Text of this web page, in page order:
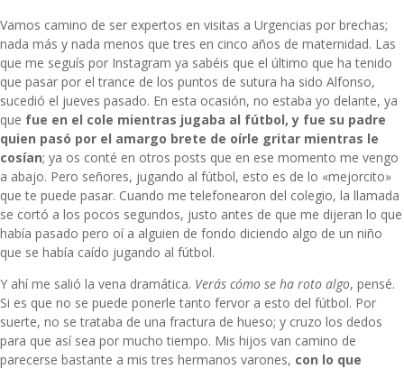
Vamos camino de ser expertos en visitas a Urgencias por brechas;
nada más y nada menos que tres en cinco años de maternidad. Las
que me seguís por Instagram ya sabéis que el último que ha tenido
que pasar por el trance de los puntos de sutura ha sido Alfonso,
sucedió el jueves pasado. En esta ocasión, no estaba yo delante, ya
que fue en el cole mientras jugaba al fútbol, y fue su padre
quien pasó por el amargo brete de oírle gritar mientras le
cosían; ya os conté en otros posts que en ese momento me vengo
a abajo. Pero señores, jugando al fútbol, esto es de lo «mejorcito»
que te puede pasar. Cuando me telefonearon del colegio, la llamada
se cortó a los pocos segundos, justo antes de que me dijeran lo que
había pasado pero oí a alguien de fondo diciendo algo de un niño
que se había caído jugando al fútbol.
Y ahí me salió la vena dramática. Verás cómo se ha roto algo, pensé.
Si es que no se puede ponerle tanto fervor a esto del fútbol. Por
suerte, no se trataba de una fractura de hueso; y cruzo los dedos
para que así sea por mucho tiempo. Mis hijos van camino de
parecerse bastante a mis tres hermanos varones, con lo que